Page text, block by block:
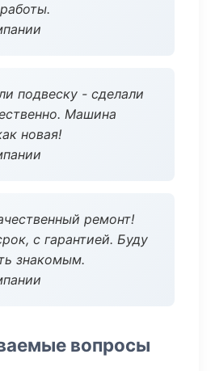
подвеску - сделали
Машина
новая!
ремонт!
с гарантией. Буду
знакомым.
вопросы